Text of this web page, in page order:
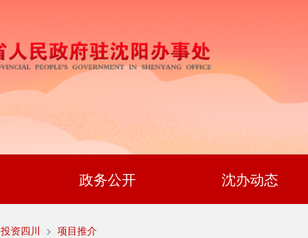
政务公开 沈办动态
投资四川 > 项目推介